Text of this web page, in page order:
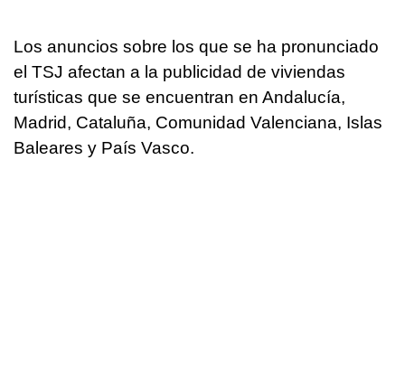
Los anuncios sobre los que se ha pronunciado
el TSJ afectan a la publicidad de viviendas
turísticas que se encuentran en Andalucía,
Madrid, Cataluña, Comunidad Valenciana, Islas
Baleares y País Vasco.